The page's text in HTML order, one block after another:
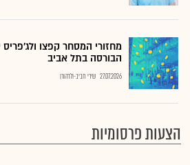
מחזורי המסחר קפצו
הבורסה בתל אביב
27.07.2026 שירי חביב-ולדהורן
הצעות פרסומיות